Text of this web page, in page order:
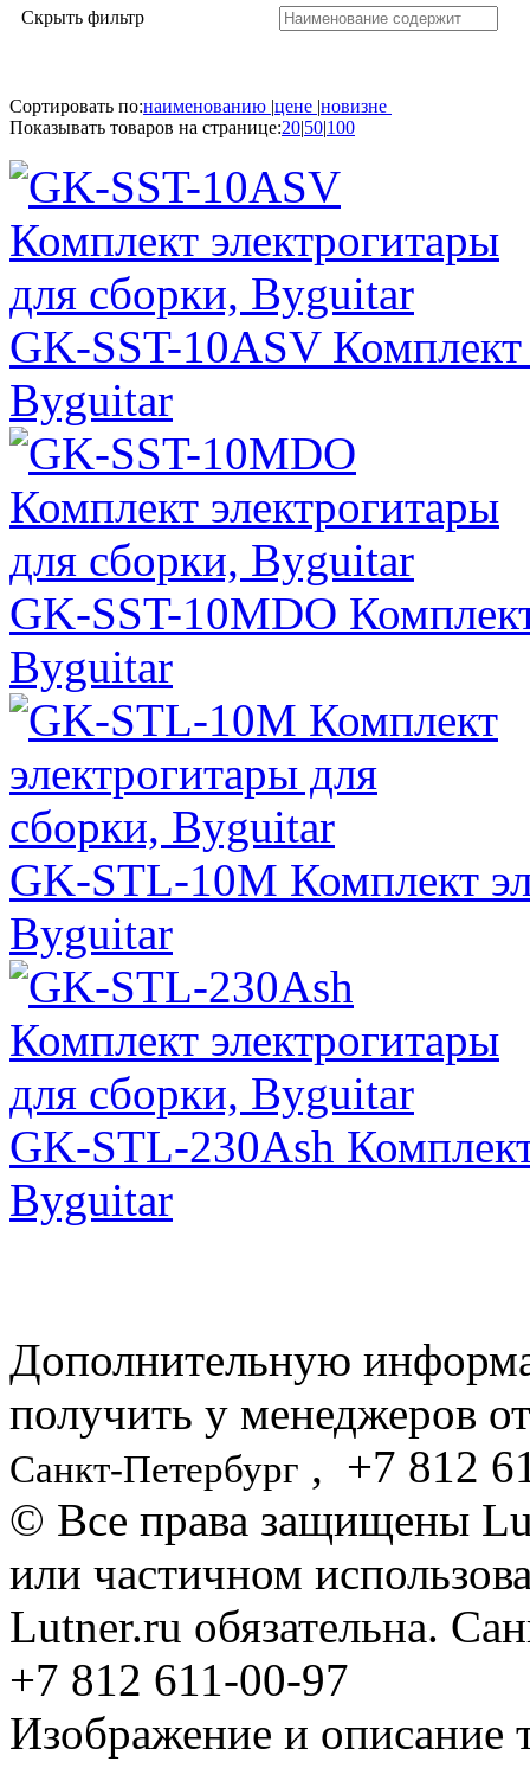
Скрыть фильтр
Сортировать по:наименованию |цене |новизне
Показывать товаров на странице:20|50|100
GK-SST-10ASV Комплект
Byguitar
GK-SST-10MDO
Byguitar
GK-STL-10M Комплект
Byguitar
GK-STL-230Ash
Byguitar
Дополнительную
получить у менеджеров
Санкт-Петербург , +7 812
© Все права защищены
или частичном
Lutner.ru обязательна.
+7 812 611-00-97
Изображение и описание